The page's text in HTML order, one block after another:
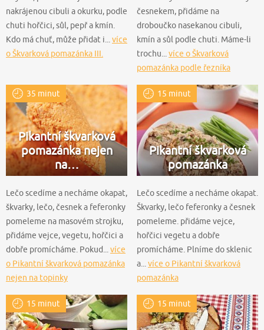
nakrájenou cibuli a okurku, podle
chuti hořčici, sůl, pepř a kmín.
Kdo má chuť, může přidat i...více
o Škvarková pomazánka III.
česnekem, přidáme na
droboučko nasekanou cibuli,
kmín a sůl podle chuti. Máme-li
trochu...více o Škvarková
pomazánka podle řezníka
35 minut
Pikantní škvarková
pomazánka nejen
na…
Lečo scedíme a necháme okapat,
škvarky, lečo, česnek a feferonky
pomeleme na masovém strojku,
přidáme vejce, vegetu, hořčici a
dobře promícháme. Pokud... více
o Pikantní škvarková pomazánka
nejen na topinky
15 minut
Pikantní škvarková
pomazánka
Lečo scedíme a necháme okapat.
Škvarky, lečo feferonky a česnek
pomeleme. přidáme vejce,
hořčici vegetu a dobře
promícháme. Plníme do sklenic
a... více o Pikantní škvarková
pomazánka
15 minut 15 minut